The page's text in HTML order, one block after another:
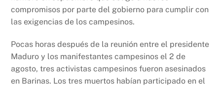
compromisos por parte del gobierno para cumplir con
las exigencias de los campesinos.
Pocas horas después de la reunión entre el presidente
Maduro y los manifestantes campesinos el 2 de
agosto, tres activistas campesinos fueron asesinados
en Barinas. Los tres muertos habían participado en el